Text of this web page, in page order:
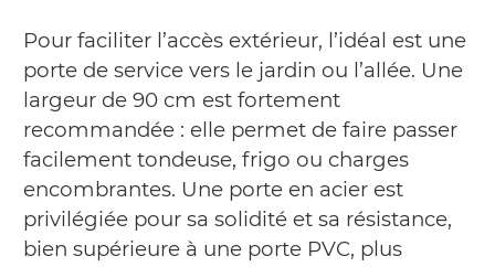
Pour faciliter l’accès extérieur, l’idéal est une
porte de service vers le jardin ou l’allée. Une
largeur de 90 cm est fortement
recommandée : elle permet de faire passer
facilement tondeuse, frigo ou charges
encombrantes. Une porte en acier est
privilégiée pour sa solidité et sa résistance,
bien supérieure à une porte PVC, plus